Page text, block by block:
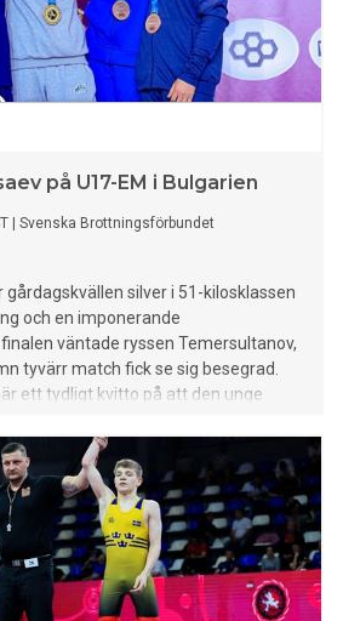
på U17-EM i Bulgarien
Svenska Brottningsförbundet
gårdagskvällen silver i 51-kilosklassen
och en imponerande
väntade ryssen Temersultanov,
tyvärr match fick se sig besegrad.
ett tydligt kvitto på att den unge